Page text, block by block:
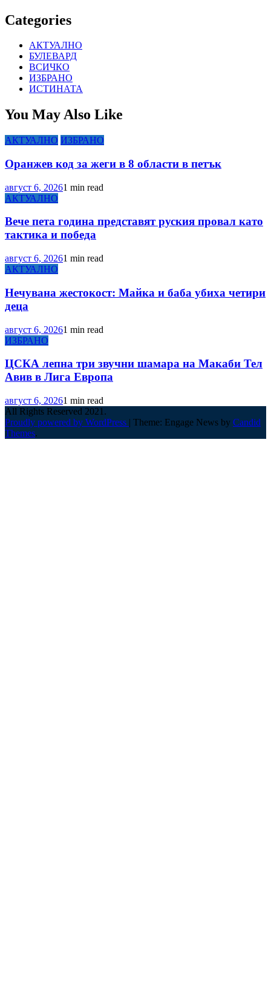
Categories
АКТУАЛНО
БУЛЕВАРД
ВСИЧКО
ИЗБРАНО
ИСТИНАТА
You May Also Like
АКТУАЛНО ИЗБРАНО
Оранжев код за жеги в 8 области в петък
август 6, 20261 min read
АКТУАЛНО
Вече пета година представят руския провал като
тактика и победа
август 6, 20261 min read
АКТУАЛНО
Нечувана жестокост: Майка и баба убиха четири
деца
август 6, 20261 min read
ИЗБРАНО
ЦСКА лепна три звучни шамара на Макаби Тел
Авив в Лига Европа
август 6, 20261 min read
All Rights Reserved 2021.
Proudly powered by WordPress | Theme: Engage News by Candid
Themes.